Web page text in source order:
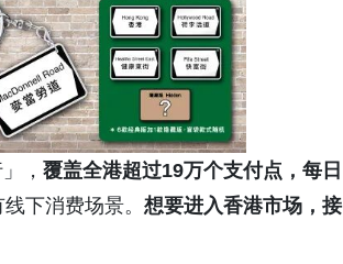
， 覆盖全港超过19万个支付点，每日
下消费场景。 想要进入香港市场，接